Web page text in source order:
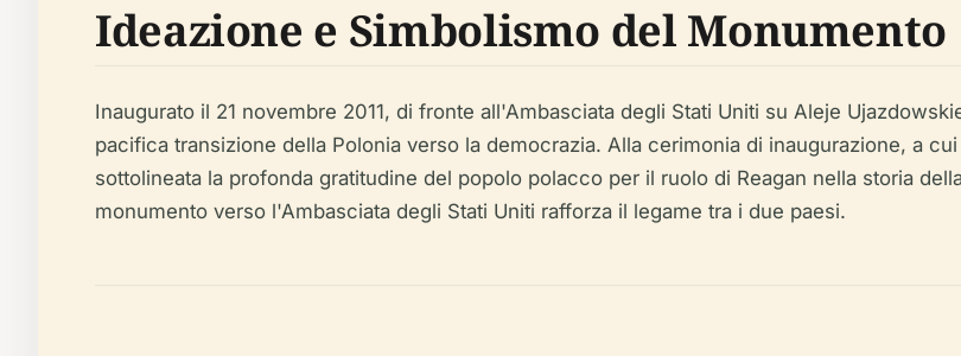
Ideazione e Simbolismo del Monumento
Inaugurato il 21 novembre 2011, di fronte all'Ambasciata degli Stati Uniti su Aleje
pacifica transizione della Polonia verso la democrazia. Alla cerimonia di inaugurazione, a
sottolineata la profonda gratitudine del popolo polacco per il ruolo di Reagan nella storia
monumento verso l'Ambasciata degli Stati Uniti rafforza il legame tra i due paesi.